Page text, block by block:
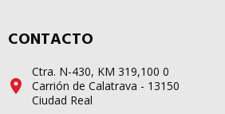
CONTACTO
Ctra. N-430, KM 319,100 0
Carrión de Calatrava - 13150
Ciudad Real